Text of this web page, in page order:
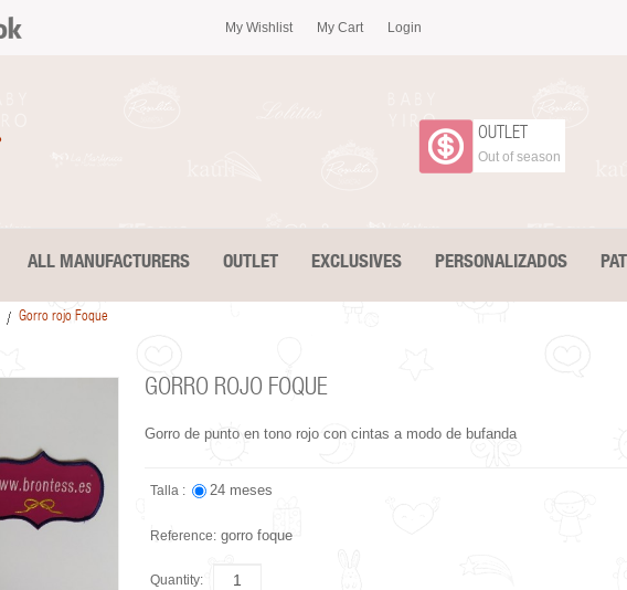
My Wishlist My Cart Login
OUTLET
Out of season
ALL MANUFACTURERS OUTLET EXCLUSIVES PERSONALIZADOS
Gorro rojo Foque
GORRO ROJO FOQUE
Gorro de punto en tono rojo con cintas a modo de bufanda
Talla : 24 meses
Reference: gorro foque
Quantity: